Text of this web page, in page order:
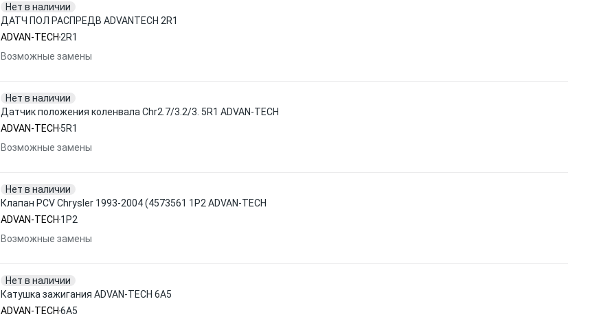
Нет в наличии
ДАТЧ ПОЛ РАСПРЕДВ ADVANTECH 2R1
ADVAN-TECH 2R1
Возможные замены
Нет в наличии
Датчик положения коленвала Chr2.7/3.2/3. 5R1 ADVAN-TECH
ADVAN-TECH 5R1
Возможные замены
Нет в наличии
Клапан PCV Chrysler 1993-2004 (4573561 1P2 ADVAN-TECH
ADVAN-TECH 1P2
Возможные замены
Нет в наличии
Катушка зажигания ADVAN-TECH 6A5
ADVAN-TECH 6A5